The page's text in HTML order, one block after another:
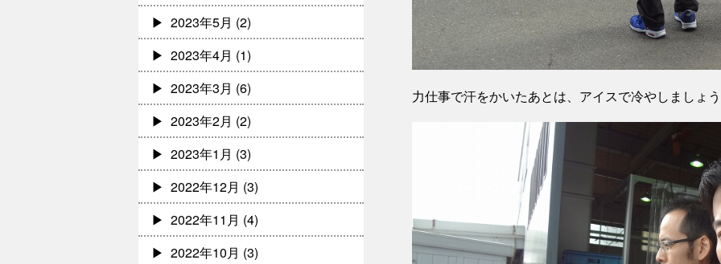
力仕事で汗をかいたあとは、アイスで冷やしましょ
2023年5月 (2)
2023年4月 (1)
2023年3月 (6)
2023年2月 (2)
2023年1月 (3)
2022年12月 (3)
2022年11月 (4)
2022年10月 (3)